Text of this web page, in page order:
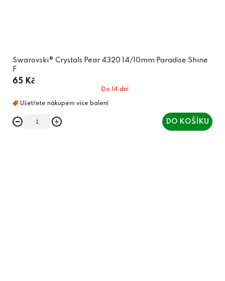
Swarovski® Crystals Pear 4320 14/10mm Paradise Shine
F
65 Kč
Do 14 dní
DO KOŠÍKU